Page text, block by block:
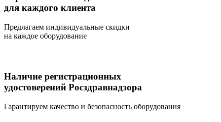
для каждого клиента
Предлагаем индивидуальные скидки
на каждое оборудование
Наличие регистрационных
удостоверений Росздравнадзора
Гарантируем качество и безопасность оборудования